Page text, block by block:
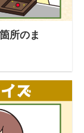
所のま